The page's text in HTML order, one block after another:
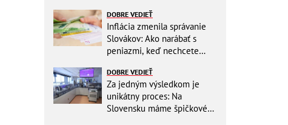
DOBRE VEDIEŤ
Inflácia zmenila správanie
Slovákov: Ako narábať s
peniazmi, keď nechcete
DOBRE VEDIEŤ
Za jedným výsledkom je
unikátny proces: Na
Slovensku máme špičkové